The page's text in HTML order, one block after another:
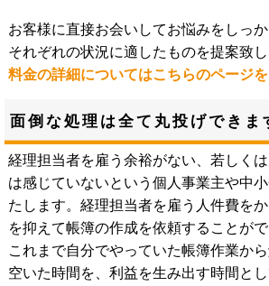
お客様に直接お会いしてお悩みをしっ
それぞれの状況に適したものを提案致し
料金の詳細についてはこちらのページ
面倒な処理は全て丸投げできま
経理担当者を雇う余裕がない、若しく
は感じていないという個人事業主や中
たします。経理担当者を雇う人件費を
を抑えて帳簿の作成を依頼することがで
これまで自分でやっていた帳簿作業か
空いた時間を、利益を生み出す時間とし